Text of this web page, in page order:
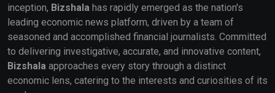
inception, Bizshala has rapidly emerged as the nation's
leading economic news platform, driven by a team of
seasoned and accomplished financial journalists. Committed
to delivering investigative, accurate, and innovative content,
Bizshala approaches every story through a distinct
economic lens, catering to the interests and curiosities of its